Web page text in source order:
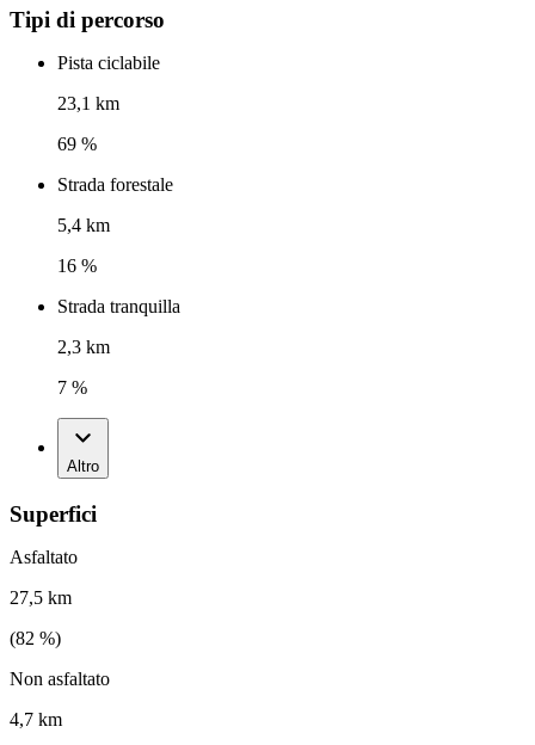
Tipi di percorso
Pista ciclabile
23,1 km
69 %
Strada forestale
5,4 km
16 %
Strada tranquilla
2,3 km
7 %
Altro
Superfici
Asfaltato
27,5 km
(82 %)
Non asfaltato
4,7 km